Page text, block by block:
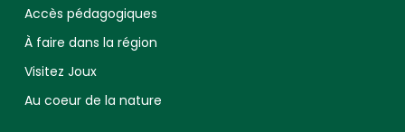
Accès pédagogiques
À faire dans la région
Visitez Joux
Au coeur de la nature